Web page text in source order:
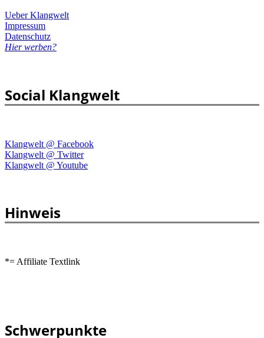
Ueber Klangwelt
Impressum
Datenschutz
Hier werben?
Social Klangwelt
Klangwelt @ Facebook
Klangwelt @ Twitter
Klangwelt @ Youtube
Hinweis
*= Affiliate Textlink
Schwerpunkte